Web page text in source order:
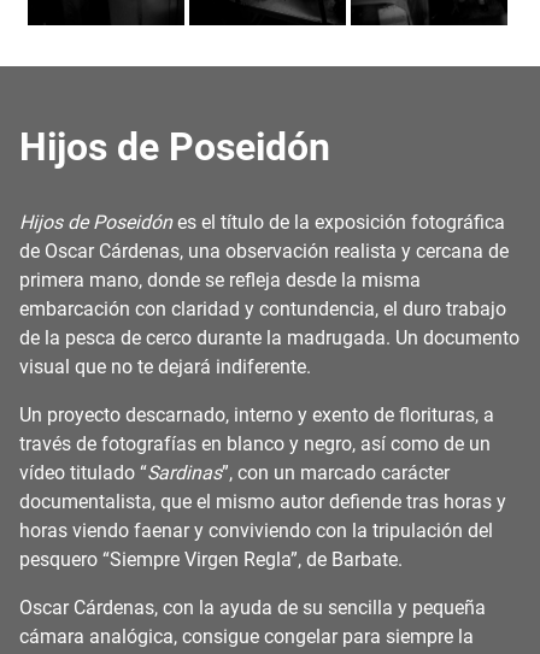
Hijos de Poseidón
Hijos de Poseidónes el título de la exposición fotográfica
de Oscar Cárdenas, una observación realista y cercana de
primera mano, donde se refleja desde la misma
embarcación con claridad y contundencia, el duro trabajo
de la pesca de cerco durante la madrugada. Un documento
visual que no te dejará indiferente.
Un proyecto descarnado, interno y exento de florituras, a
través de fotografías en blanco y negro, así como de un
vídeo titulado “Sardinas”, con un marcado carácter
documentalista, que el mismo autor defiende tras horas y
horas viendo faenar y conviviendo con la tripulación del
pesquero “Siempre Virgen Regla”, de Barbate.
Oscar Cárdenas, con la ayuda de su sencilla y pequeña
cámara analógica, consigue congelar para siempre la